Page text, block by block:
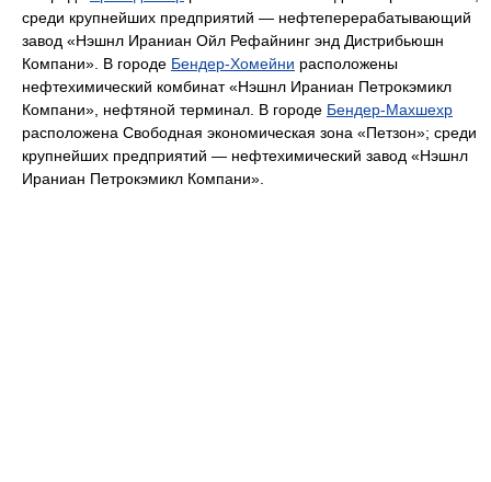
среди крупнейших предприятий — нефтеперерабатывающий
завод «Нэшнл Ираниан Ойл Рефайнинг энд Дистрибьюшн
Компани». В городе Бендер-Хомейни расположены
нефтехимический комбинат «Нэшнл Ираниан Петрокэмикл
Компани», нефтяной терминал. В городе Бендер-Махшехр
расположена Свободная экономическая зона «Петзон»; среди
крупнейших предприятий — нефтехимический завод «Нэшнл
Ираниан Петрокэмикл Компани».